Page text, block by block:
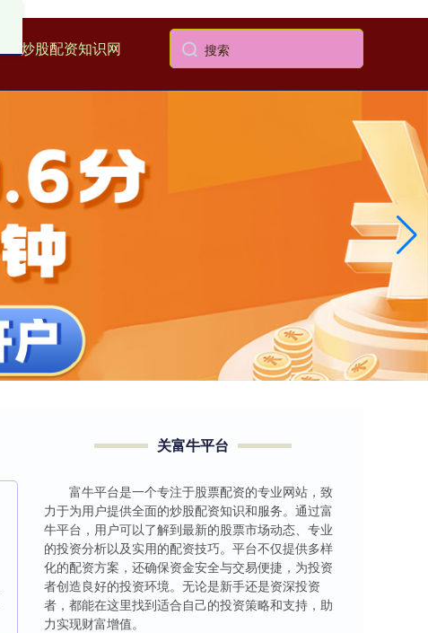
炒股配资知识网
关富牛平台
富牛平台是一个专注于股票配资的专业网站，致
力于为用户提供全面的炒股配资知识和服务。通过富
牛平台，用户可以了解到最新的股票市场动态、专业
的投资分析以及实用的配资技巧。平台不仅提供多样
化的配资方案，还确保资金安全与交易便捷，为投资
者创造良好的投资环境。无论是新手还是资深投资
者，都能在这里找到适合自己的投资策略和支持，助
力实现财富增值。